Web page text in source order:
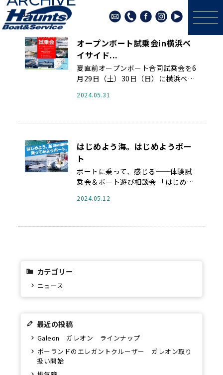
アーカイブ
オープンボート試乗会in横浜ベ
イサイド...
夏直前オープンボート合同試乗会を6
月29日（土）30日（日）に横浜ベイ
...
2024.05.31
はじめよう海。はじめようボー
ト
ボートに乗って、感じる──体験試
乗会＆ボート遊び相談会 「はじめよ
2024.05.12
カテゴリー
ニュース
最近の投稿
Galeon ガレオン ラインナップ
ポーランドのエレガントクルーザー ガレオン取り
扱い開始